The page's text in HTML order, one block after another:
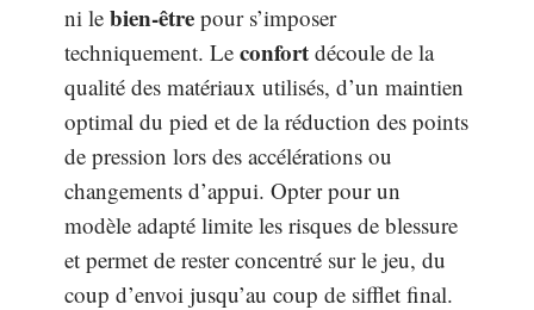
ni le bien-être pour s’imposer
techniquement. Le confort découle de la
qualité des matériaux utilisés, d’un maintien
optimal du pied et de la réduction des points
de pression lors des accélérations ou
changements d’appui. Opter pour un
modèle adapté limite les risques de blessure
et permet de rester concentré sur le jeu, du
coup d’envoi jusqu’au coup de sifflet final.